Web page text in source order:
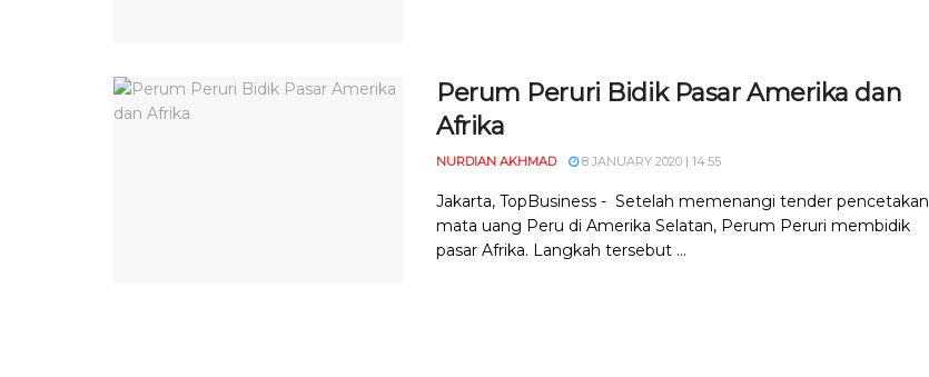
Perum Peruri Bidik Pasar Amerika dan
Afrika
NURDIAN AKHMAD 8 JANUARY 2020 | 14:55
Jakarta, TopBusiness - Setelah memenangi tender pencetakan
mata uang Peru di Amerika Selatan, Perum Peruri membidik
pasar Afrika. Langkah tersebut ...